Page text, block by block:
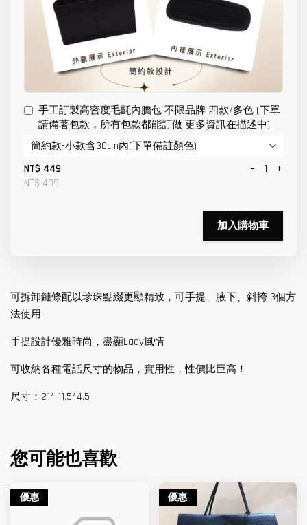
手工訂製高密度毛氈內膽包 不限品牌 四款/多色 (下單
請備著包款，所有包款都能訂做 更多資訊在描述中)
NT$ 449
NT$ 499
- +
加入購物車
可拆卸鏈條配以珍珠點綴更顯精致，可手提、腋下、斜挎 3個方
法使用
手提設計優雅時尚，盡顯Lady風情
可收納各種電話尺寸的物品，實用性，性價比巨高！
尺寸：21* 11.5*4.5
您可能也喜歡
優惠 優惠